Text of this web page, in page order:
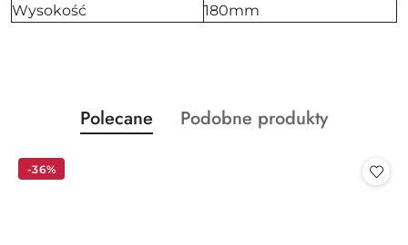
Wysokość
180mm
Pomiń karuzelę produktów
Produkty
o
Polecane
Produkty
Podobne produkty
-36%